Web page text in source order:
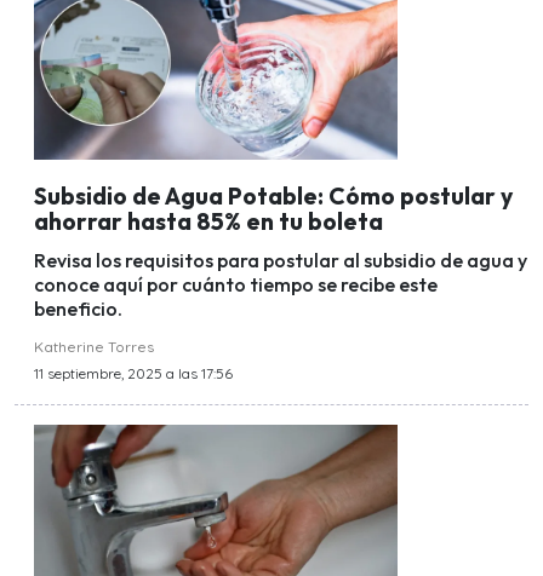
Subsidio de Agua Potable: Cómo postular y
ahorrar hasta 85% en tu boleta
Revisa los requisitos para postular al subsidio de agua y
conoce aquí por cuánto tiempo se recibe este
beneficio.
Katherine Torres
11 septiembre, 2025 a las 17:56